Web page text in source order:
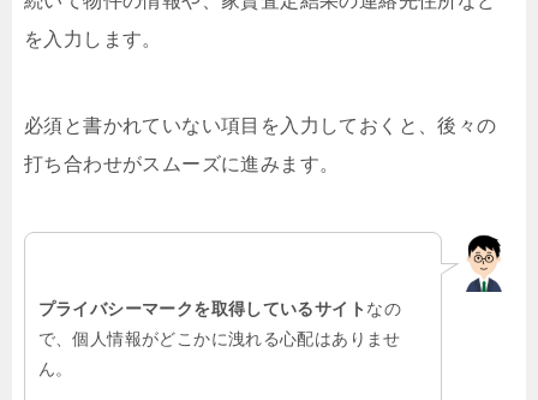
を入力します。
必須と書かれていない項目を入力しておくと、後々の
打ち合わせがスムーズに進みます。
プライバシーマークを取得しているサイト なの
で、個人情報がどこかに洩れる心配はありませ
ん。